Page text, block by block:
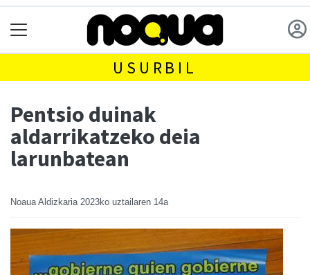
USURBIL
Pentsio duinak
aldarrikatzeko deia
larunbatean
Noaua Aldizkaria 2023ko uztailaren 14a